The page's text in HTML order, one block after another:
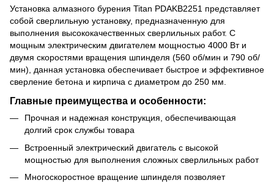
Установка алмазного бурения Titan PDAKB2251 представляет
собой сверлильную установку, предназначенную для
выполнения высококачественных сверлильных работ. С
мощным электрическим двигателем мощностью 4000 Вт и
двумя скоростями вращения шпинделя (560 об/мин и 790 об/
мин), данная установка обеспечивает быстрое и эффективное
сверление бетона и кирпича с диаметром до 250 мм.
Главные преимущества и особенности:
Прочная и надежная конструкция, обеспечивающая
долгий срок службы товара
Встроенный электрический двигатель с высокой
мощностью для выполнения сложных сверлильных работ
Многоскоростное вращение шпинделя позволяет